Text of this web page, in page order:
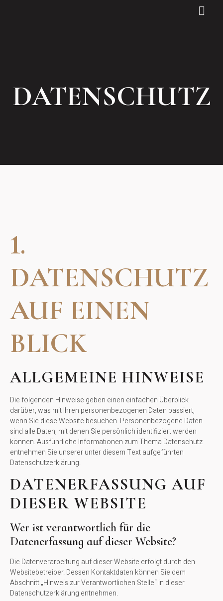
DATENSCHUTZ
1.
DATENSCHUTZ
AUF EINEN
BLICK
ALLGEMEINE HINWEISE
Die folgenden Hinweise geben einen einfachen Überblick
darüber, was mit Ihren personenbezogenen Daten passiert,
wenn Sie diese Website besuchen. Personenbezogene Daten
sind alle Daten, mit denen Sie persönlich identifiziert werden
können. Ausführliche Informationen zum Thema Datenschutz
entnehmen Sie unserer unter diesem Text aufgeführten
Datenschutzerklärung.
DATENERFASSUNG AUF
DIESER WEBSITE
Wer ist verantwortlich für die
Datenerfassung auf dieser Website?
Die Datenverarbeitung auf dieser Website erfolgt durch den
Websitebetreiber. Dessen Kontaktdaten können Sie dem
Abschnitt „Hinweis zur Verantwortlichen Stelle“ in dieser
Datenschutzerklärung entnehmen.